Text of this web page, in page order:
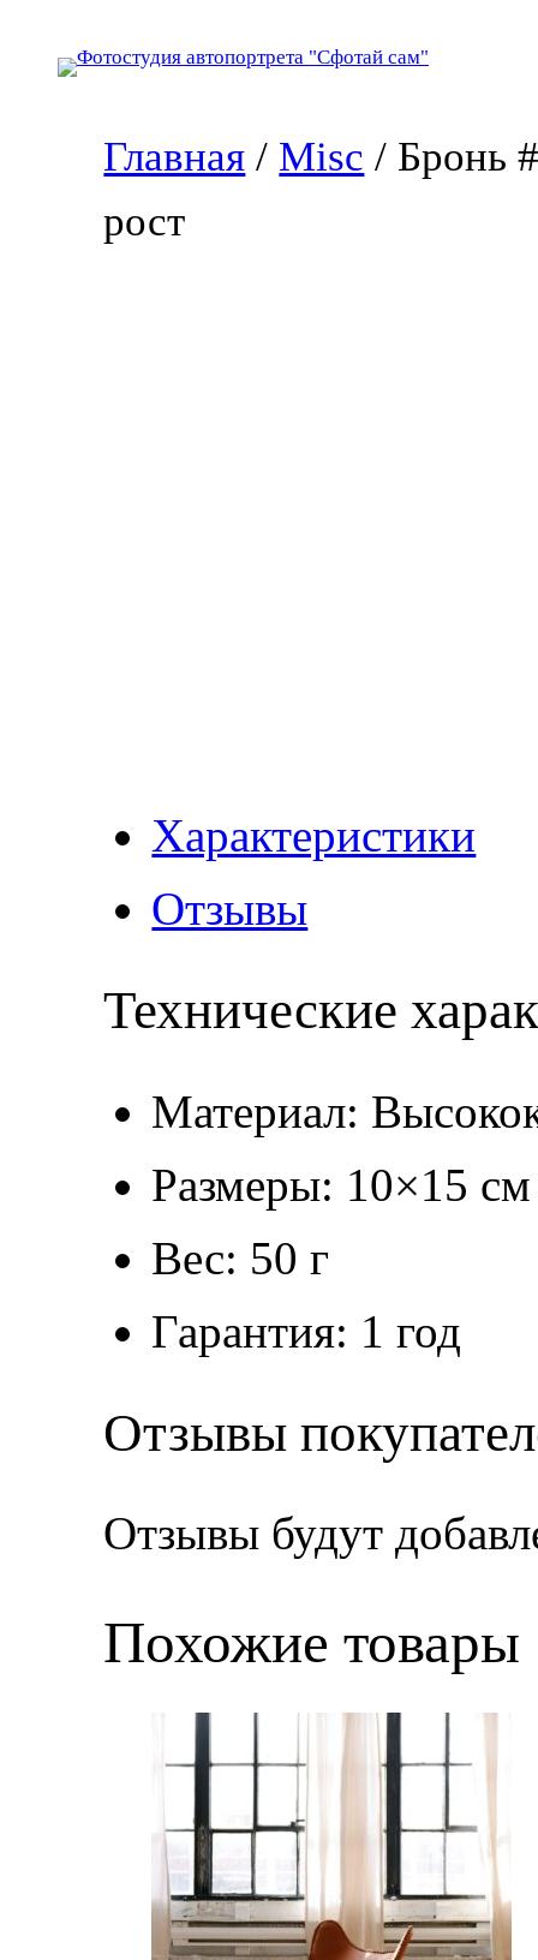
Главная / Misc / Бронь
рост
Характеристики
Отзывы
Технические
Материал:
Размеры: 10×15 см
Вес: 50 г
Гарантия: 1 год
Отзывы
Отзывы будут
Похожие товары